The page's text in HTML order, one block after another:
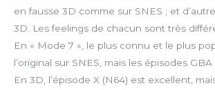
en fausse 3D comme sur SNES ; et
3D. Les feelings de chacun sont très
En « Mode 7 », le plus connu et le plus
l’original sur SNES, mais les épisodes
En 3D, l’épisode X (N64) est excellent,